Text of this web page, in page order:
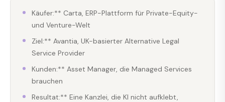
Käufer:** Carta, ERP-Plattform für Private-Equity-
und Venture-Welt
Ziel:** Avantia, UK-basierter Alternative Legal
Service Provider
Kunden:** Asset Manager, die Managed Services
brauchen
Resultat:** Eine Kanzlei, die KI nicht aufklebt,